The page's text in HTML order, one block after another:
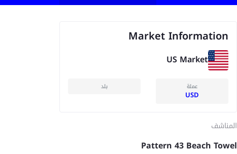
Market Information
US Market
عملة
USD
بلد
المناشف
Pattern 43 Beach Towel